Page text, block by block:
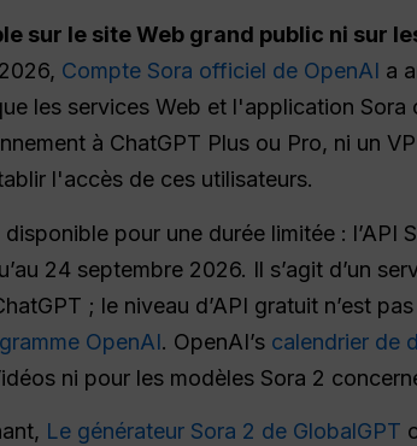
sur le site Web grand public ni sur
Compte Sora officiel de OpenAI a
les services Web et l'application Sora
à ChatGPT Plus ou Pro, ni un
l'accès de ces utilisateurs.
pour une durée limitée : l’API
24 septembre 2026. Il s’agit d’un
; le niveau d’API gratuit n’est
OpenAI. OpenAI’s calendrier de
ni pour les modèles Sora 2
Le générateur Sora 2 de GlobalGPT